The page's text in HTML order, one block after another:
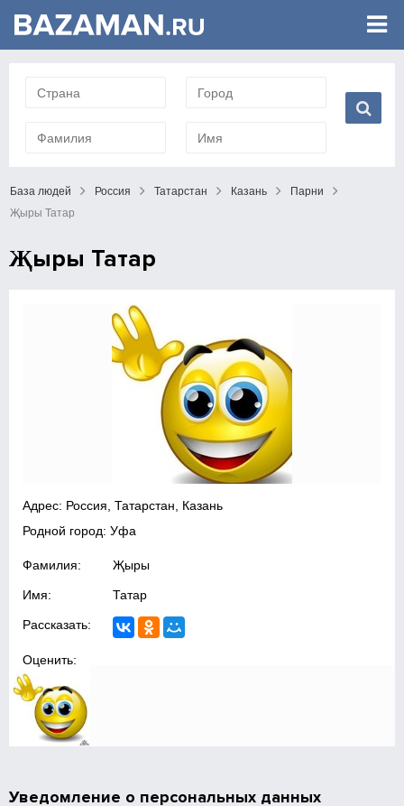
База людей Россия Татарстан Казань
Парни
Җыры Татар
Җыры Татар
Адрес: Россия, Татарстан, Казань
Родной город: Уфа
Фамилия: Җыры
Имя: Татар
Рассказать:
Оценить:
Уведомление о персональных данных